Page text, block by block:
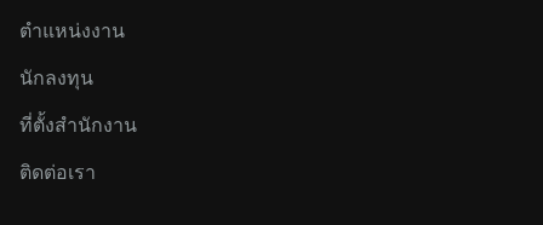
ตำแหน่งงาน
นักลงทุน
ที่ตั้งสำนักงาน
ติดต่อเรา